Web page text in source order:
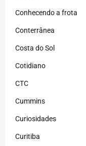
Conhecendo a frota
Conterrânea
Costa do Sol
Cotidiano
CTC
Cummins
Curiosidades
Curitiba